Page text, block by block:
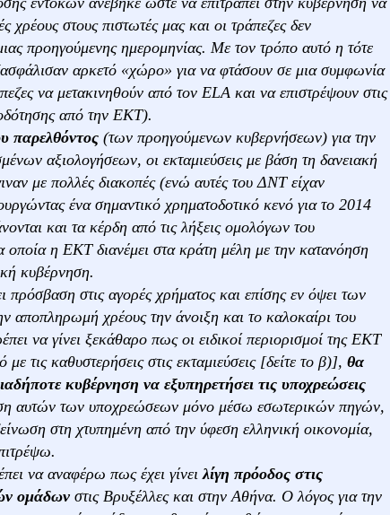
χρέους στους πιστωτές μας και οι τράπεζες δεν
προηγούμενης ημερομηνίας. Με τον τρόπο αυτό η τότε
αρκετό «χώρο» για να φτάσουν σε μια συμφωνία
να μετακινηθούν από τον ELA και να επιστρέψουν στις
από την ΕΚΤ).
παρελθόντος (των προηγούμενων κυβερνήσεων) για την
αξιολογήσεων, οι εκταμιεύσεις με βάση τη δανειακή
με πολλές διακοπές (ενώ αυτές του ΔΝΤ είχαν
ένα σημαντικό χρηματοδοτικό κενό για το 2014
και τα κέρδη από τις λήξεις ομολόγων του
η ΕΚΤ διανέμει στα κράτη μέλη με την κατανόηση
κυβέρνηση.
πρόσβαση στις αγορές χρήματος και επίσης εν όψει των
αποπληρωμή χρέους την άνοιξη και το καλοκαίρι του
να γίνει ξεκάθαρο πως οι ειδικοί περιορισμοί της ΕΚΤ
τις καθυστερήσεις στις εκταμιεύσεις [δείτε το β)], θα
κυβέρνηση να εξυπηρετήσει τις υποχρεώσεις
αυτών των υποχρεώσεων μόνο μέσω εσωτερικών πηγών,
στη χτυπημένη από την ύφεση ελληνική οικονομία,
να αναφέρω πως έχει γίνειλίγη πρόοδος στις
ομάδων στις Βρυξέλλες και στην Αθήνα. Ο λόγος για την